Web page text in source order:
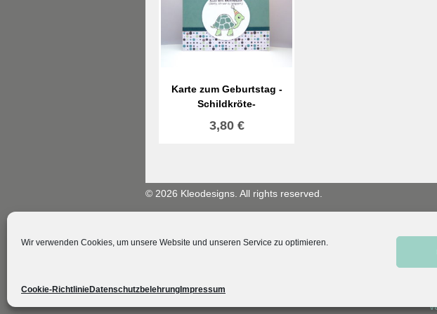
Wir verwenden Cookies, um unsere Website und unseren Service zu optimieren.
Cookie-RichtlinieDatenschutzbelehrung Impressum
Karte zum Geburtstag -
Schildkröte-
3,80 €
© 2026 Kleodesigns. All rights reserved.